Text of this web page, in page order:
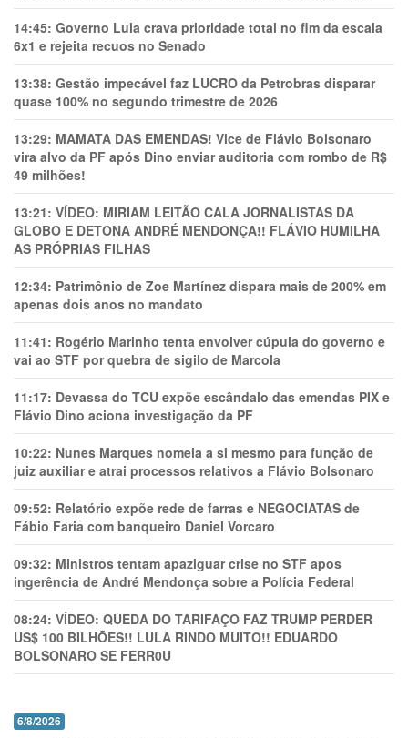
14:45: Governo Lula crava prioridade total no fim da escala
6x1 e rejeita recuos no Senado
13:38: Gestão impecável faz LUCRO da Petrobras disparar
quase 100% no segundo trimestre de 2026
13:29: MAMATA DAS EMENDAS! Vice de Flávio Bolsonaro
vira alvo da PF após Dino enviar auditoria com rombo de R$
49 milhões!
13:21: VÍDEO: MIRIAM LEITÃO CALA JORNALISTAS DA
GLOBO E DETONA ANDRÉ MENDONÇA!! FLÁVIO HUMILHA
AS PRÓPRIAS FILHAS
12:34: Patrimônio de Zoe Martínez dispara mais de 200% em
apenas dois anos no mandato
11:41: Rogério Marinho tenta envolver cúpula do governo e
vai ao STF por quebra de sigilo de Marcola
11:17: Devassa do TCU expõe escândalo das emendas PIX e
Flávio Dino aciona investigação da PF
10:22: Nunes Marques nomeia a si mesmo para função de
juiz auxiliar e atrai processos relativos a Flávio Bolsonaro
09:52: Relatório expõe rede de farras e NEGOCIATAS de
Fábio Faria com banqueiro Daniel Vorcaro
09:32: Ministros tentam apaziguar crise no STF apos
ingerência de André Mendonça sobre a Polícia Federal
08:24: VÍDEO: QUEDA DO TARIFAÇO FAZ TRUMP PERDER
US$ 100 BILHÕES!! LULA RINDO MUITO!! EDUARDO
BOLSONARO SE FERR0U
6/8/2026